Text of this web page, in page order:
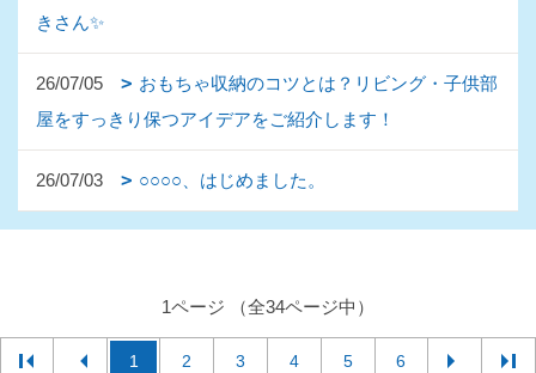
きさん✨
26/07/05
おもちゃ収納のコツとは？リビング・子供部
屋をすっきり保つアイデアをご紹介します！
26/07/03 ○○○○、はじめました。
1ページ （全34ページ中）
1 2 3 4 5 6